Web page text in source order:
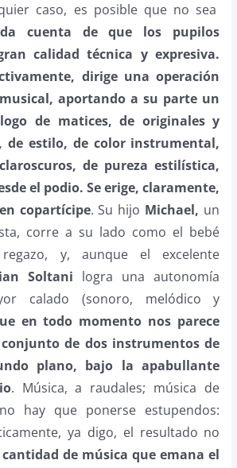
caso, es posible que no sea
cuenta de que los pupilos
calidad técnica y expresiva.
dirige una operación
aportando a su parte un
de matices, de originales y
de estilo, de color instrumental,
de pureza estilística,
el podio. Se erige, claramente,
copartícipe. Su hijo Michael, un
corre a su lado como el bebé
y, aunque el excelente
Soltani logra una autonomía
calado (sonoro, melódico y
en todo momento nos parece
de dos instrumentos de
plano, bajo la apabullante
. Música, a raudales; música de
hay que ponerse estupendos:
ya digo, el resultado no
de música que emana el